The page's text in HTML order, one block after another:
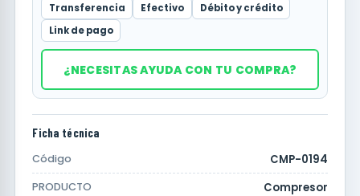
Transferencia Efectivo
Débito y crédito
Link de pago
¿NECESITAS AYUDA CON TU COMPRA?
Ficha técnica
Código CMP-0194
PRODUCTO Compresor